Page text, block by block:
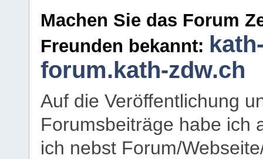
Machen Sie das Forum
Freunden bekannt:
forum.kath-zdw.ch
Auf die Veröffentlichung
Forumsbeiträge habe ich
ich nebst Forum/